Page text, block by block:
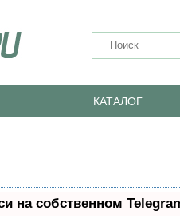
КАТАЛОГ
на собственном